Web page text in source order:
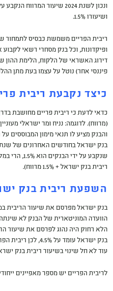
ונכון לשנת 2024 שיעור
ושיעורו 1.5%.
ריבית הפריים משמשת כבסיס לתמחור
ופיקדונות, וכל בנק מסחרי רשאי
דירוג האשראי של הלקוח, הלימת ההון
פיננסי אחר) נוטל על עצמו בעת מתן
כיצד נקבעת ריבית
כדאי לדעת כי ריבית פריים מחושבת
(מרווח). לדוגמה: נניח ומר ישראלי
ריבית בנק ישראל + 1.5% מרווח).
השפעת ריבית בנק
הוועדה המוניטארית של הבנק לא
הלא רחוק היה נהוג לפרסם את שיעור
עוד לא חל שינוי בשיעור ריבית בנק
לריבית הפריים יש מספר מאפיינים